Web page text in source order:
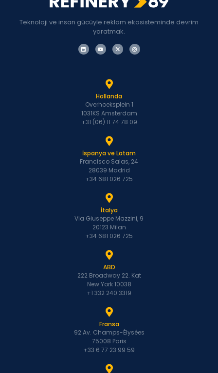
Teknoloji ve insan gücüyle reklam ekosisteminde devrim
yaratmak.
Hollanda
Overhoeksplein 1
1031KS Amsterdam
+31 (06) 11 74 78 09
İspanya ve Latam
Francisco Salas, 24
28039 Madrid
+34 681 026 725
İtalya
Via Giuseppe Mazzini, 9
20123 Milan
+34 681 026 725
ABD
222 Broadway 22. Kat
New York 10038
+1 332 240 3319
Fransa
92 Av. Champs-Élysées
75008 Paris
+33 6 77 23 99 59